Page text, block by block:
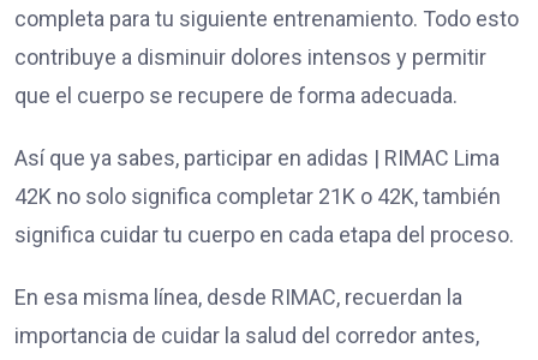
completa para tu siguiente entrenamiento. Todo esto
contribuye a disminuir dolores intensos y permitir
que el cuerpo se recupere de forma adecuada.
Así que ya sabes, participar en adidas | RIMAC Lima
42K no solo significa completar 21K o 42K, también
significa cuidar tu cuerpo en cada etapa del proceso.
En esa misma línea, desde RIMAC, recuerdan la
importancia de cuidar la salud del corredor antes,